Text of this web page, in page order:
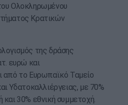
Ολοκληρωμένου
Κρατικών
της δράσης
ευρώ και
από το Ευρωπαϊκό Ταμείο
Υδατοκαλλιέργειας, με 70%
30% εθνική συμμετοχή.